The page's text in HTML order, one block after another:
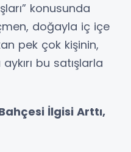
konusunda
doğayla iç içe
pek çok kişinin,
bu satışlarla
İlgisi Arttı,